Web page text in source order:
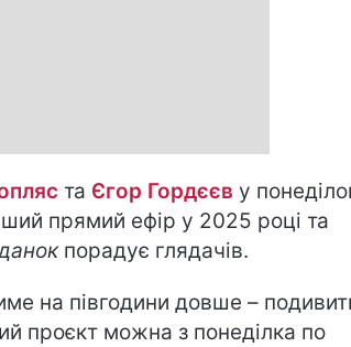
та Єгор Гордєєв у
прямий ефір у 2025 році та
порадує глядачів.
на півгодини довше –
проєкт можна з понеділка по